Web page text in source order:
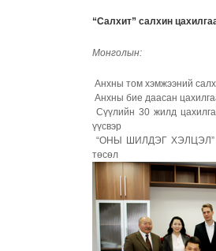
“Салхит” салхин
Монголын:
Анхны том хэмжээний
Анхны бие даасан
Сүүлийн 30 жилд
үүсвэр
“ОНЫ ШИЛДЭГ ХЭЛЦЭЛ”
төсөл